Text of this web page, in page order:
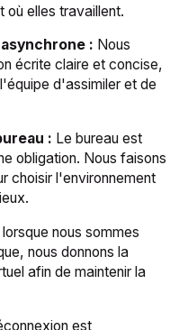
elles travaillent.
: Nous
écrite claire et concise,
d'assimiler et de
: Le bureau est
obligation. Nous faisons
choisir l'environnement
nous sommes
nous donnons la
afin de maintenir la
est